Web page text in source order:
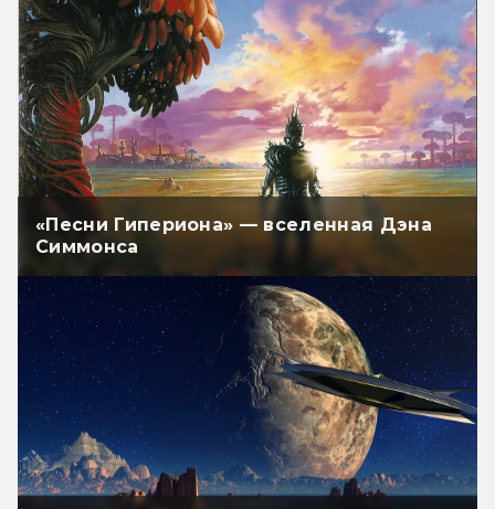
«Песни Гипериона» — вселенная Дэна
Симмонса